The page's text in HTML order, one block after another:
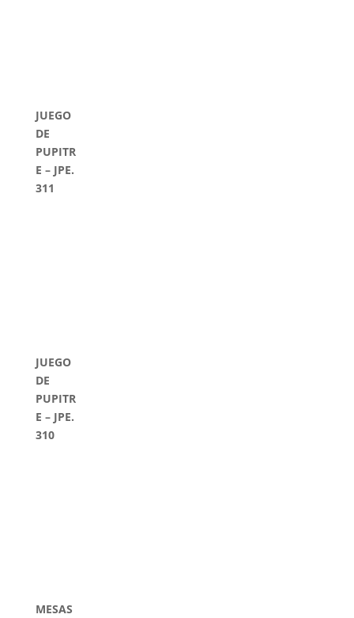
JUEGO
DE
PUPITR
E – JPE.
311
JUEGO
DE
PUPITR
E – JPE.
310
MESAS